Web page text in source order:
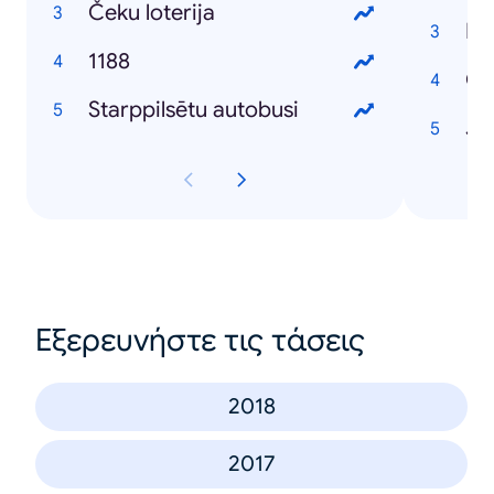
Čeku loterija
1188
Starppilsētu autobusi
Εξερευνήστε τις τάσεις
2018
2017